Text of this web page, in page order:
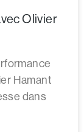
Olivier
Hamant
dans